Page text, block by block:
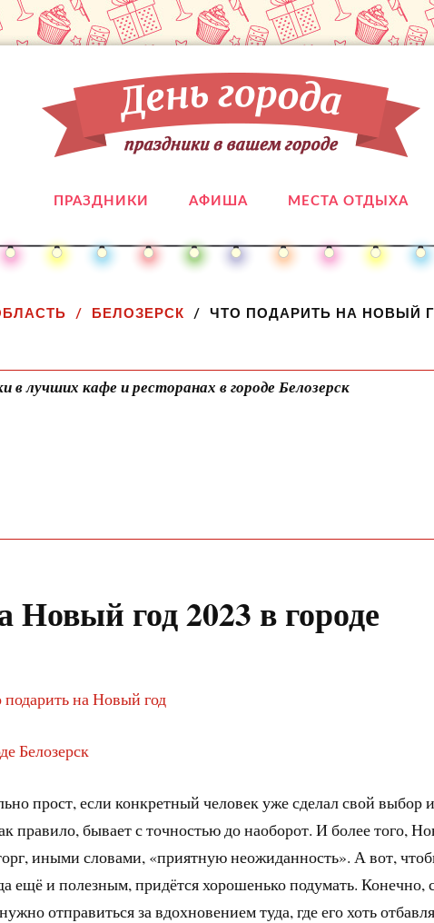
ПРАЗДНИКИ АФИША МЕСТА ОТДЫХА
БЕЛОЗЕРСК ЧТО ПОДАРИТЬ НА НОВЫЙ
в лучших кафе и ресторанах в городе Белозерск
Новый год 2023 в городе
подарить на Новый год
Белозерск
прост, если конкретный человек уже сделал свой выбор
правило, бывает с точностью до наоборот. И более того,
иными словами, «приятную неожиданность». А вот,
ещё и полезным, придётся хорошенько подумать. Конечно,
отправиться за вдохновением туда, где его хоть